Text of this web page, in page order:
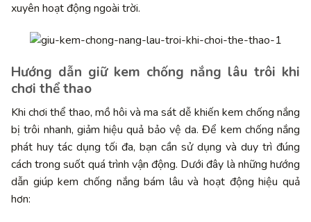
xuyên hoạt động ngoài trời.
Hướng dẫn giữ kem chống nắng lâu trôi khi
chơi thể thao
Khi chơi thể thao, mồ hôi và ma sát dễ khiến kem chống nắng
bị trôi nhanh, giảm hiệu quả bảo vệ da. Để kem chống nắng
phát huy tác dụng tối đa, bạn cần sử dụng và duy trì đúng
cách trong suốt quá trình vận động. Dưới đây là những hướng
dẫn giúp kem chống nắng bám lâu và hoạt động hiệu quả
hơn: